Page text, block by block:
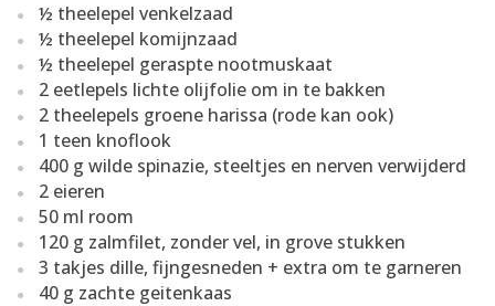
½ theelepel venkelzaad
½ theelepel komijnzaad
½ theelepel geraspte nootmuskaat
2 eetlepels lichte olijfolie om in te bakken
2 theelepels groene harissa (rode kan ook)
1 teen knoflook
400 g wilde spinazie, steeltjes en nerven verwijderd
2 eieren
50 ml room
120 g zalmfilet, zonder vel, in grove stukken
3 takjes dille, fijngesneden + extra om te garneren
40 g zachte geitenkaas